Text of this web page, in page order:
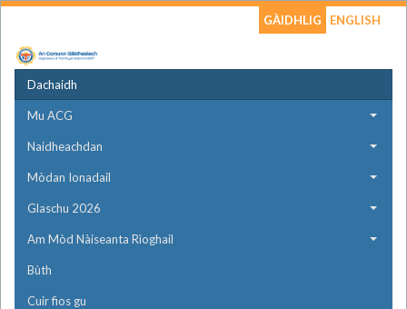
GÀIDHLIG ENGLISH
Dachaidh
Mu ACG
Naidheachdan
Mòdan Ionadail
Glaschu 2026
Am Mòd Nàiseanta Rìoghail
Bùth
Cuir fios gu